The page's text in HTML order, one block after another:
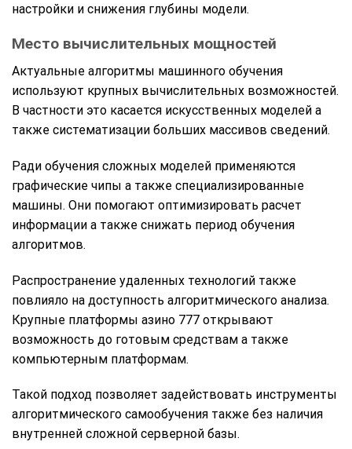
настройки и снижения глубины модели.
Место вычислительных мощностей
Актуальные алгоритмы машинного обучения
используют крупных вычислительных возможностей.
В частности это касается искусственных моделей а
также систематизации больших массивов сведений.
Ради обучения сложных моделей применяются
графические чипы а также специализированные
машины. Они помогают оптимизировать расчет
информации а также снижать период обучения
алгоритмов.
Распространение удаленных технологий также
повлияло на доступность алгоритмического анализа.
Крупные платформы азино 777 открывают
возможность до готовым средствам а также
компьютерным платформам.
Такой подход позволяет задействовать инструменты
алгоритмического самообучения также без наличия
внутренней сложной серверной базы.